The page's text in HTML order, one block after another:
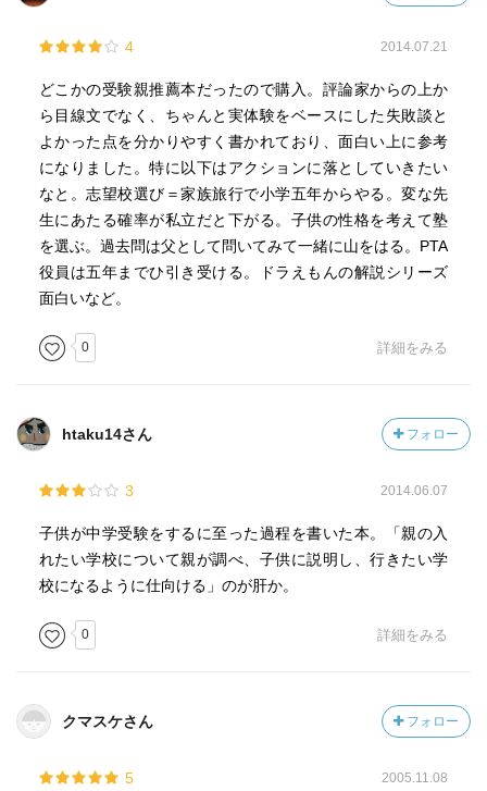
4 2014.07.21
どこかの受験親推薦本だったので購入。評論家からの上か
ら目線文でなく、ちゃんと実体験をベースにした失敗談と
よかった点を分かりやすく書かれており、面白い上に参考
になりました。特に以下はアクションに落としていきたい
なと。志望校選び＝家族旅行で小学五年からやる。変な先
生にあたる確率が私立だと下がる。子供の性格を考えて塾
を選ぶ。過去問は父として問いてみて一緒に山をはる。PTA
役員は五年までひ引き受ける。ドラえもんの解説シリーズ
面白いなど。
0 詳細をみる
htaku14さん フォロー
3 2014.06.07
子供が中学受験をするに至った過程を書いた本。「親の入
れたい学校について親が調べ、子供に説明し、行きたい学
校になるように仕向ける」のが肝か。
0 詳細をみる
クマスケさん フォロー
5 2005.11.08